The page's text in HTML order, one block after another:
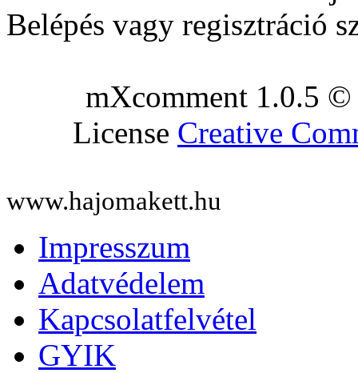
Belépés vagy regisztráció
mXcomment 1.0.5
License Creative
www.hajomakett.hu
Impresszum
Adatvédelem
Kapcsolatfelvétel
GYIK